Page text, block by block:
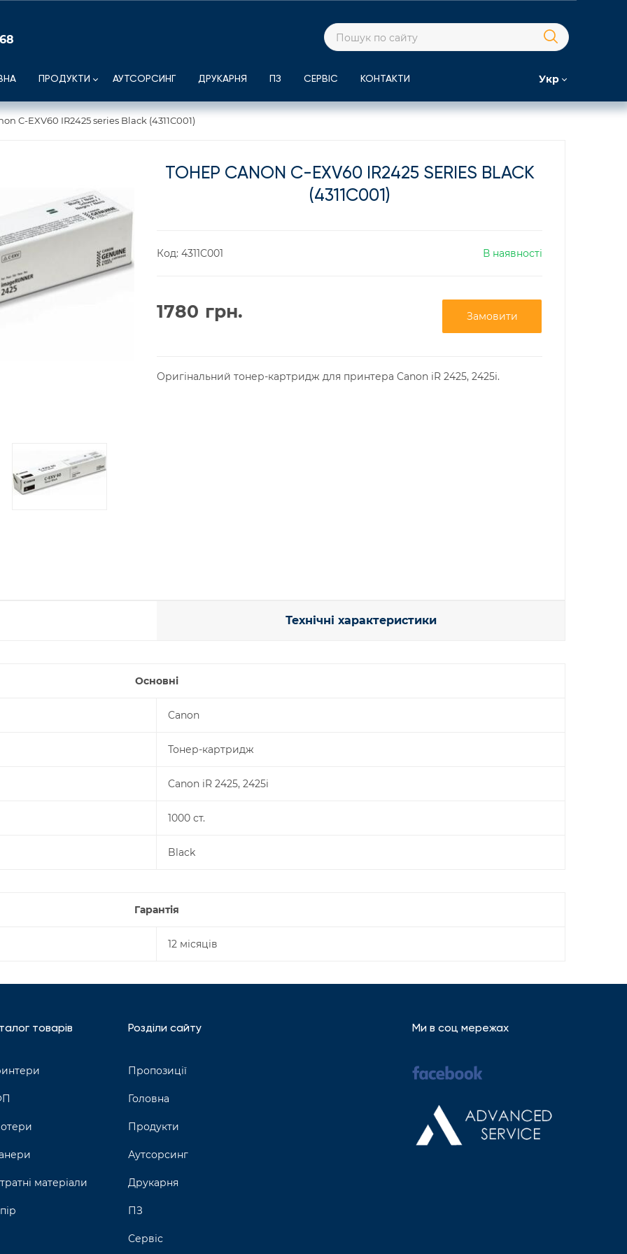
ПРОДУКТИ АУТСОРСИНГ ДРУКАРНЯ ПЗ СЕРВІС КОНТАКТИ Укр
C-EXV60 IR2425 series Black (4311C001)
ТОНЕР CANON C-EXV60 IR2425 SERIES BLACK
(4311C001)
Код: 4311C001 В наявності
1780 грн. Замовити
Оригінальний тонер-картридж для принтера Canon iR 2425, 2425i.
Технічні характеристики
Основні
Canon
Тонер-картридж
Canon iR 2425, 2425i
1000 ст.
Black
Гарантія
12 місяців
товарів
матеріали
Розділи сайту
Пропозиції
Головна
Продукти
Аутсорсинг
Друкарня
ПЗ
Сервіс
Ми в соц мережах